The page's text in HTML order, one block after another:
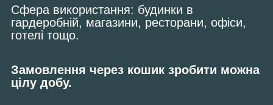
Сфера використання: будинки в
гардеробній, магазини, ресторани, офіси,
готелі тощо.
Замовлення через кошик зробити можна
цілу добу.